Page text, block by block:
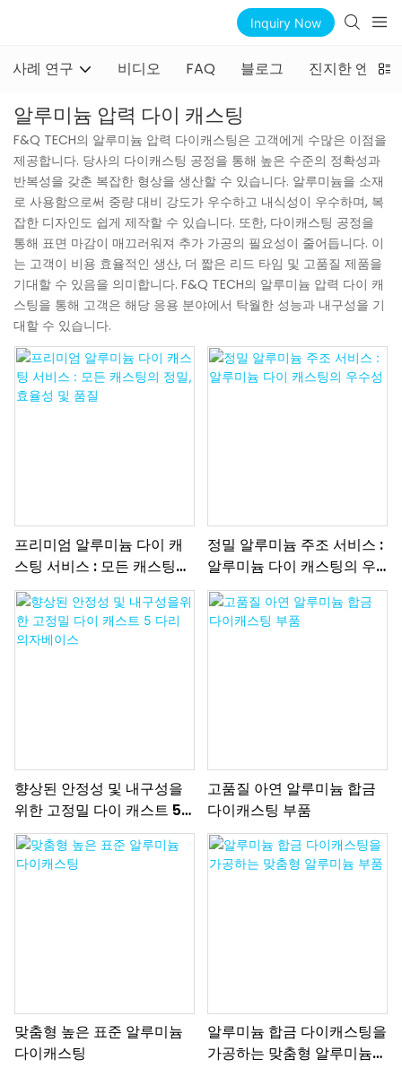
Inquiry Now
사례 연구 비디오 FAQ 블로그 진지한 엔지
알루미늄 압력 다이 캐스팅
F&Q TECH의 알루미늄 압력 다이캐스팅은 고객에게 수많은 이점을
제공합니다. 당사의 다이캐스팅 공정을 통해 높은 수준의 정확성과
반복성을 갖춘 복잡한 형상을 생산할 수 있습니다. 알루미늄을 소재
로 사용함으로써 중량 대비 강도가 우수하고 내식성이 우수하며, 복
잡한 디자인도 쉽게 제작할 수 있습니다. 또한, 다이캐스팅 공정을
통해 표면 마감이 매끄러워져 추가 가공의 필요성이 줄어듭니다. 이
는 고객이 비용 효율적인 생산, 더 짧은 리드 타임 및 고품질 제품을
기대할 수 있음을 의미합니다. F&Q TECH의 알루미늄 압력 다이 캐
스팅을 통해 고객은 해당 응용 분야에서 탁월한 성능과 내구성을 기
대할 수 있습니다.
프리미엄 알루미늄 다이 캐
스팅 서비스 : 모든 캐스팅의
정밀, 효율성 및 품질
정밀 알루미늄 주조 서비스 :
알루미늄 다이 캐스팅의 우
수성
향상된 안정성 및 내구성을
위한 고정밀 다이 캐스트 5
다리 의자베이스
고품질 아연 알루미늄 합금
다이캐스팅 부품
맞춤형 높은 표준 알루미늄
다이캐스팅
알루미늄 합금 다이캐스팅을
가공하는 맞춤형 알루미늄